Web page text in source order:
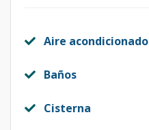
Aire acondicionado
Baños
Cisterna